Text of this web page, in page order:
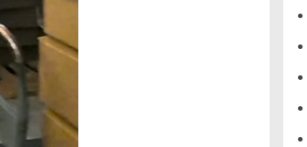
●
●
●
●
●